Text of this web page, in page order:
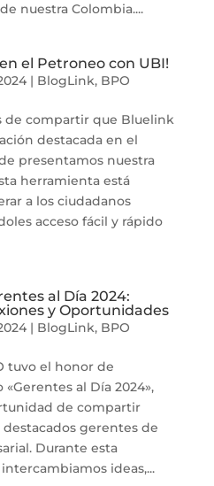
nuestra Colombia....
el Petroneo con UBI!
| BlogLink, BPO
de compartir que Bluelink
destacada en el
presentamos nuestra
herramienta está
a los ciudadanos
acceso fácil y rápido
al Día 2024:
y Oportunidades
| BlogLink, BPO
tuvo el honor de
al Día 2024»,
de compartir
gerentes de
Durante esta
ideas,...